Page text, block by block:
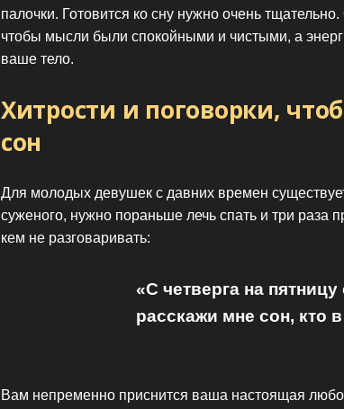
палочки. Готовится ко сну нужно очень
чтобы мысли были спокойными и чистыми, а
ваше тело.
Хитрости и поговорки,
сон
Для молодых девушек с давних времен
суженого, нужно пораньше лечь спать и три раза
кем не разговаривать:
«С четверга на
расскажи мне сон, кто
Вам непременно приснится ваша настоящая